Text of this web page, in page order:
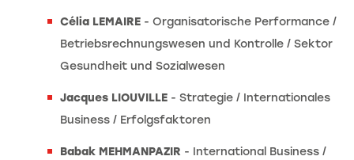
Célia LEMAIRE - Organisatorische Performance /
Betriebsrechnungswesen und Kontrolle / Sektor
Gesundheit und Sozialwesen
Jacques LIOUVILLE - Strategie / Internationales
Business / Erfolgsfaktoren
Babak MEHMANPAZIR - International Business /